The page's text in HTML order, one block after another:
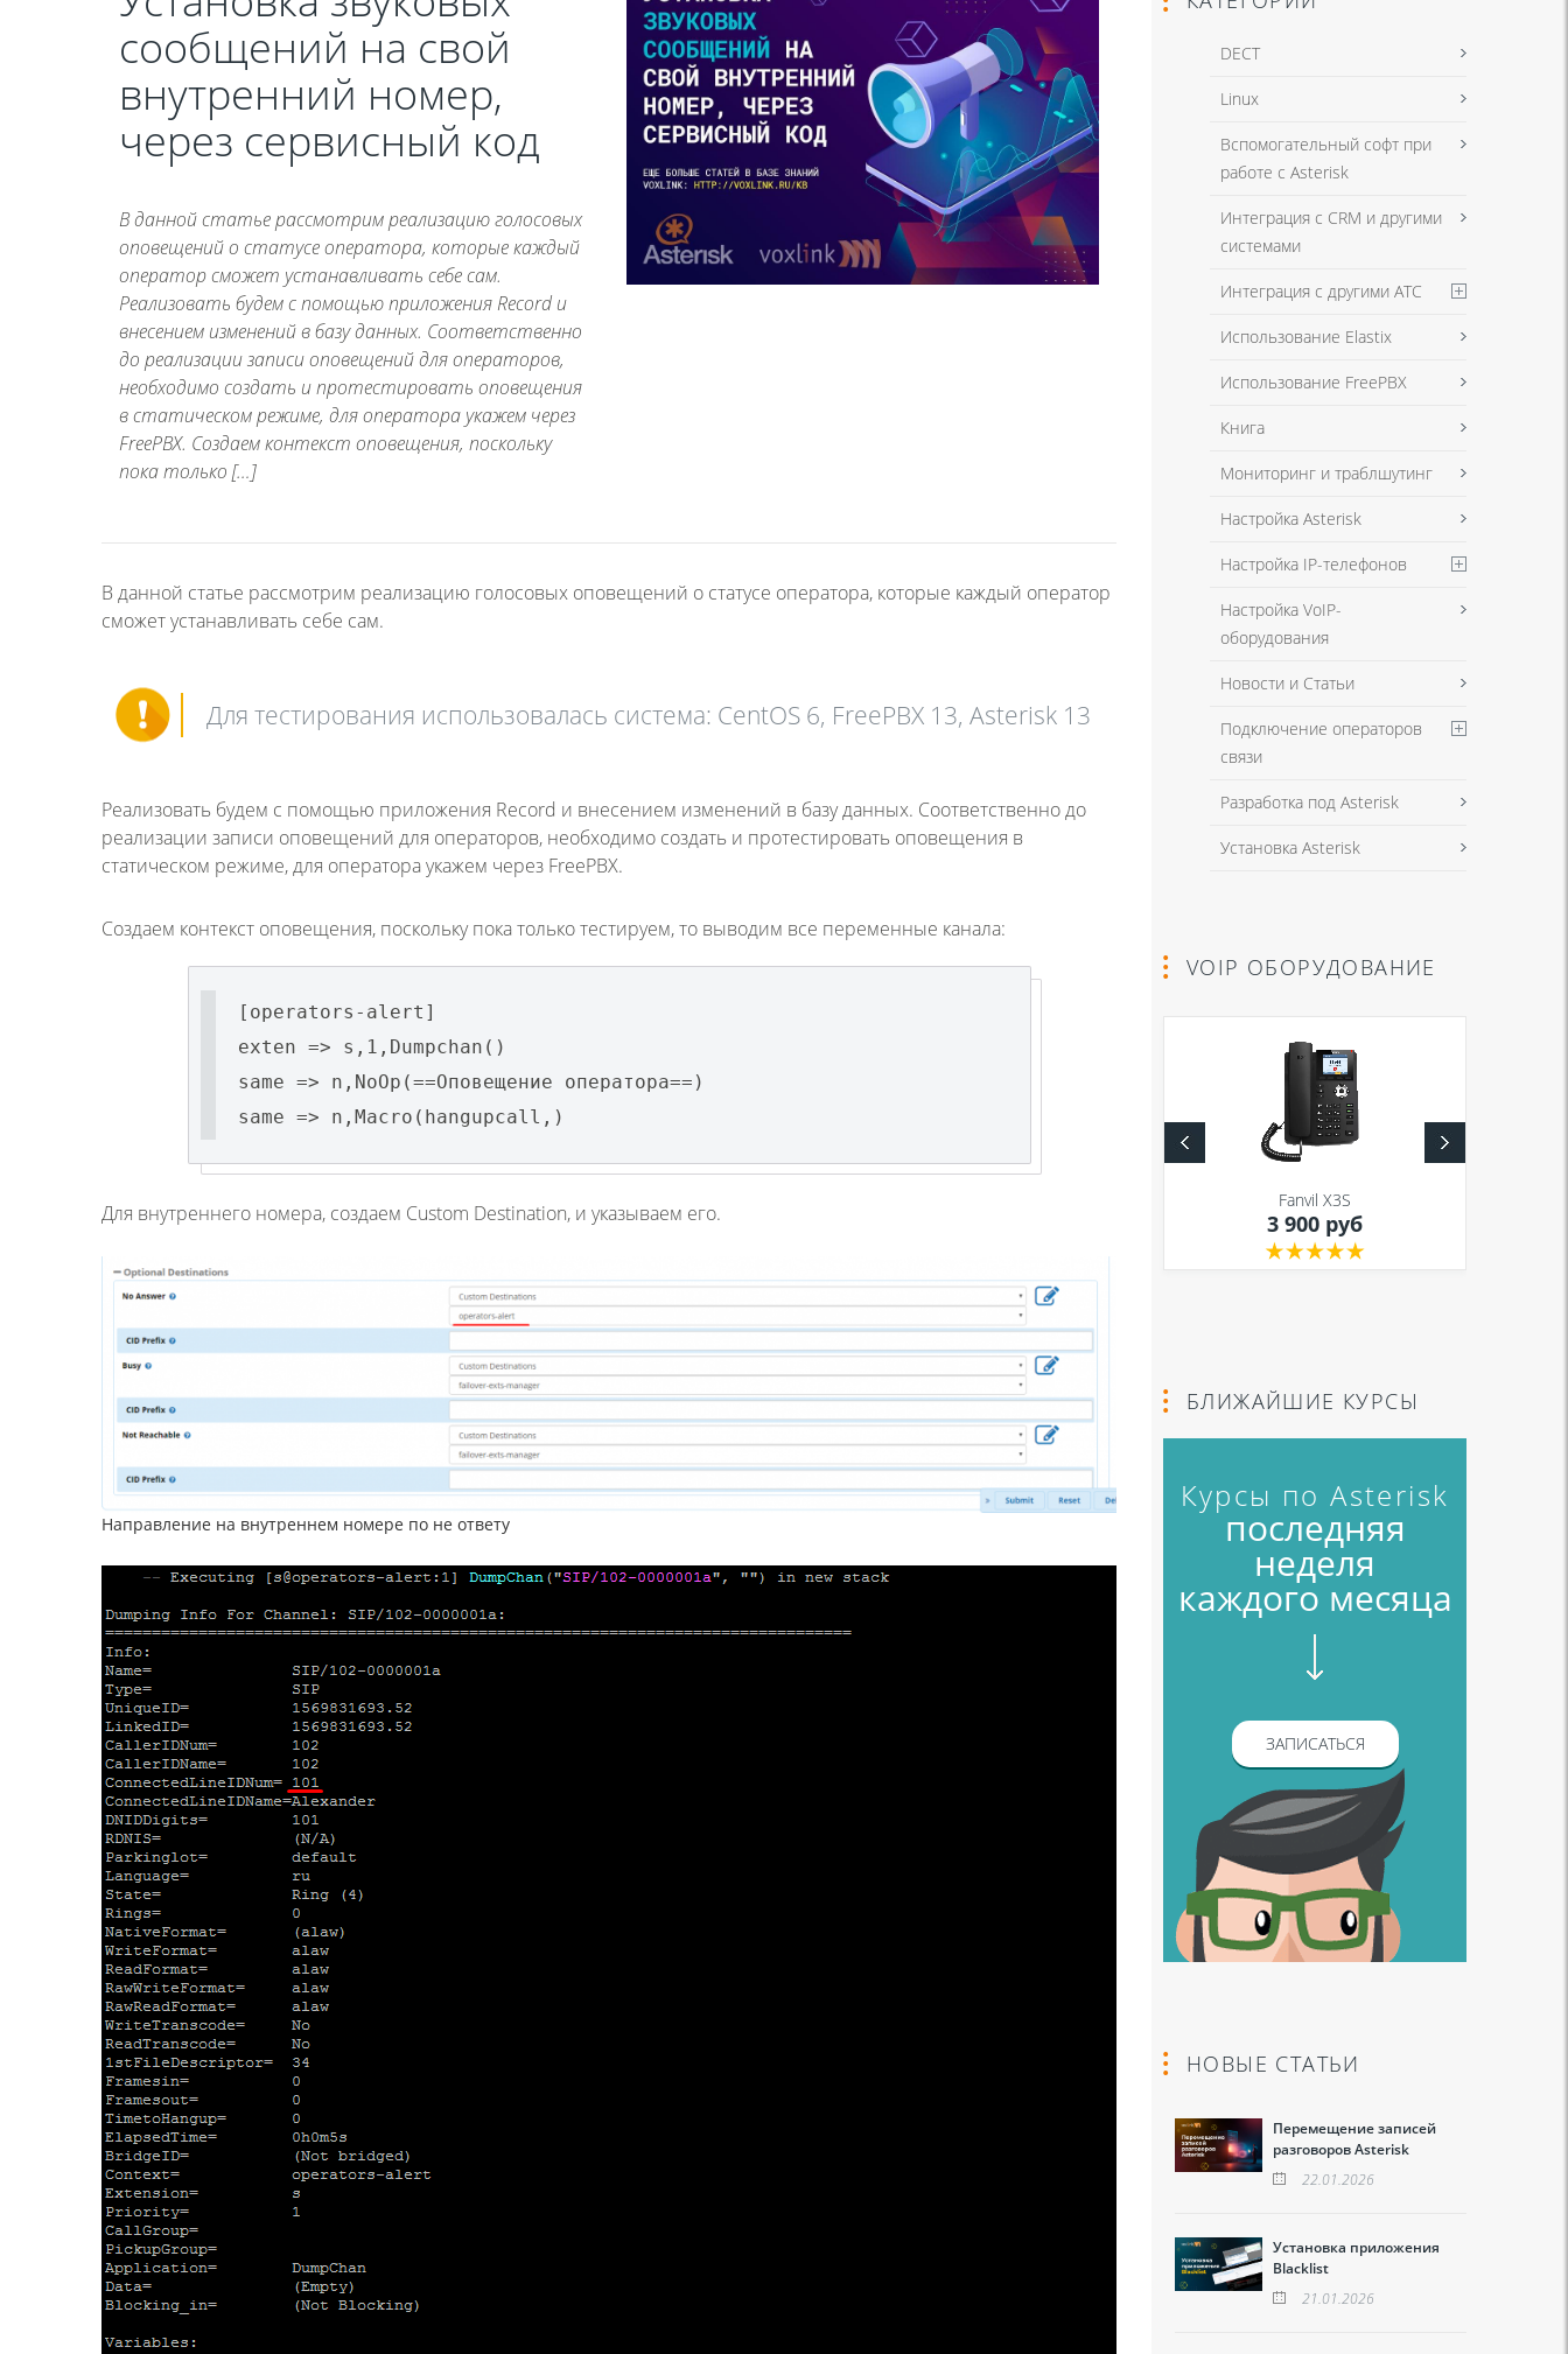
сообщений на свой
внутренний номер,
через сервисный код
В данной статье рассмотрим реализацию голосовых
оповещений о статусе оператора, которые каждый
оператор сможет устанавливать себе сам.
Реализовать будем с помощью приложения Record и
внесением изменений в базу данных. Соответственно
до реализации записи оповещений для операторов,
необходимо создать и протестировать оповещения
в статическом режиме, для оператора укажем через
FreePBX. Создаем контекст оповещения, поскольку
пока только […]
В данной статье рассмотрим реализацию голосовых оповещений о статусе оператора, которые каждый оператор
сможет устанавливать себе сам.
Для тестирования использовалась система: CentOS 6, FreePBX 13, Asterisk 13
Реализовать будем с помощью приложения Record и внесением изменений в базу данных. Соответственно до
реализации записи оповещений для операторов, необходимо создать и протестировать оповещения в
статическом режиме, для оператора укажем через FreePBX.
Создаем контекст оповещения, поскольку пока только тестируем, то выводим все переменные канала:
[operators-alert]
exten => s,1,Dumpchan()
same => n,NoOp(==Оповещение оператора==)
same => n,Macro(hangupcall,)
Для внутреннего номера, создаем Custom Destination, и указываем его.
Направление на внутреннем номере по не ответу
DECT
Linux
Вспомогательный софт при
работе с Asterisk
Интеграция с CRM и другими
системами
Интеграция с другими АТС
Использование Elastix
Использование FreePBX
Книга
Мониторинг и траблшутинг
Настройка Asterisk
Настройка IP-телефонов
Настройка VoIP-
оборудования
Новости и Статьи
Подключение операторов
связи
Разработка под Asterisk
Установка Asterisk
VOIP ОБОРУДОВАНИЕ
Fanvil X3S
Fanvil X3S
3 900 руб
БЛИЖАЙШИЕ КУРСЫ
Курсы по Asterisk
последняя
неделя
каждого месяца
ЗАПИСАТЬСЯ
НОВЫЕ СТАТЬИ
Перемещение записей
разговоров Asterisk
22.01.2026
Установка приложения
Blacklist
21.01.2026